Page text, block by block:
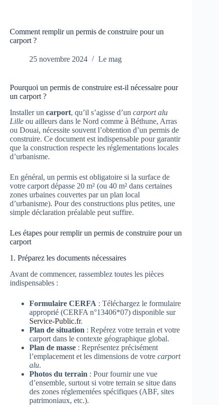
Comment remplir un permis de construire pour un
carport ?
25 novembre 2024 Le mag
Pourquoi un permis de construire est-il nécessaire pour
un carport ?
Installer un carport, qu’il s’agisse d’un carport alu
Lille ou ailleurs dans le Nord comme à Béthune, Arras
ou Douai, nécessite souvent l’obtention d’un permis de
construire. Ce document est indispensable pour garantir
que la construction respecte les réglementations locales
d’urbanisme.
En général, un permis est obligatoire si la surface de
votre carport dépasse 20 m² (ou 40 m² dans certaines
zones urbaines couvertes par un plan local
d’urbanisme). Pour des constructions plus petites, une
simple déclaration préalable peut suffire.
Les étapes pour remplir un permis de construire pour un
carport
1. Préparez les documents nécessaires
Avant de commencer, rassemblez toutes les pièces
indispensables :
Formulaire CERFA : Téléchargez le formulaire
approprié (CERFA n°13406*07) disponible sur
Service-Public.fr.
Plan de situation : Repérez votre terrain et votre
carport dans le contexte géographique global.
Plan de masse : Représentez précisément
l’emplacement et les dimensions de votre carport
alu.
Photos du terrain : Pour fournir une vue
d’ensemble, surtout si votre terrain se situe dans
des zones réglementées spécifiques (ABF, sites
patrimoniaux, etc.).